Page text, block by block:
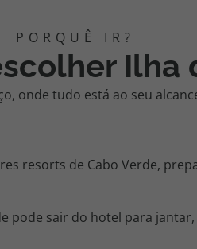
Ilha
onde tudo está ao seu
resorts de Cabo Verde,
pode sair do hotel para